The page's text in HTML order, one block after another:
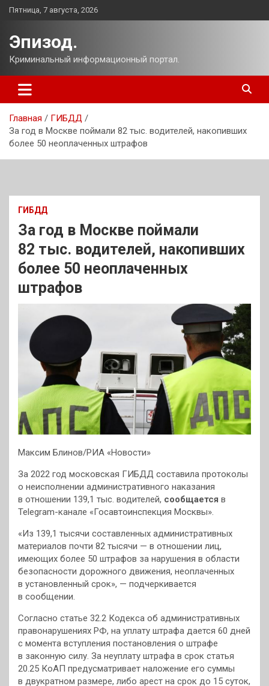
Перейти
Пятница, 7 августа, 2026
Эпизод.
Криминальный информационный портал.
Главная
ГИБДД
За год в Москве поймали 82 тыс. водителей, накопивших
более 50 неоплаченных штрафов
ГИБДД
За год в Москве поймали
82 тыс. водителей, накопивших
более 50 неоплаченных
штрафов
Максим Блинов/РИА «Новости»
За 2022 год московская ГИБДД составила протоколы
о неисполнении административного наказания
в отношении 139,1 тыс. водителей, сообщается в
Telegram-канале «Госавтоинспекция Москвы».
«Из 139,1 тысячи составленных административных
материалов почти 82 тысячи — в отношении лиц,
имеющих более 50 штрафов за нарушения в области
безопасности дорожного движения, неоплаченных
в установленный срок», — подчеркивается
в сообщении.
Согласно статье 32.2 Кодекса об административных
правонарушениях РФ, на уплату штрафа дается 60 дней
с момента вступления постановления о штрафе
в законную силу. За неуплату штрафа в срок статья
20.25 КоАП предусматривает наложение его суммы
в двукратном размере, либо арест на срок до 15 суток,